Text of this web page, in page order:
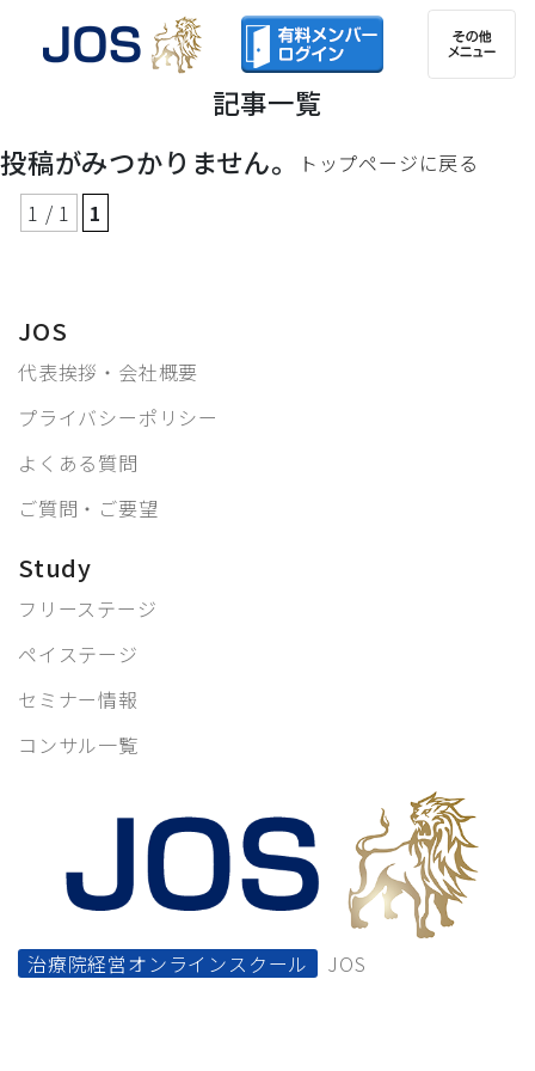
記事一覧
投稿がみつかりません。
トップページに戻る
1 / 1
1
JOS
代表挨拶・会社概要
プライバシーポリシー
よくある質問
ご質問・ご要望
Study
フリーステージ
ペイステージ
セミナー情報
コンサル一覧
治療院経営オンラインスクール JOS